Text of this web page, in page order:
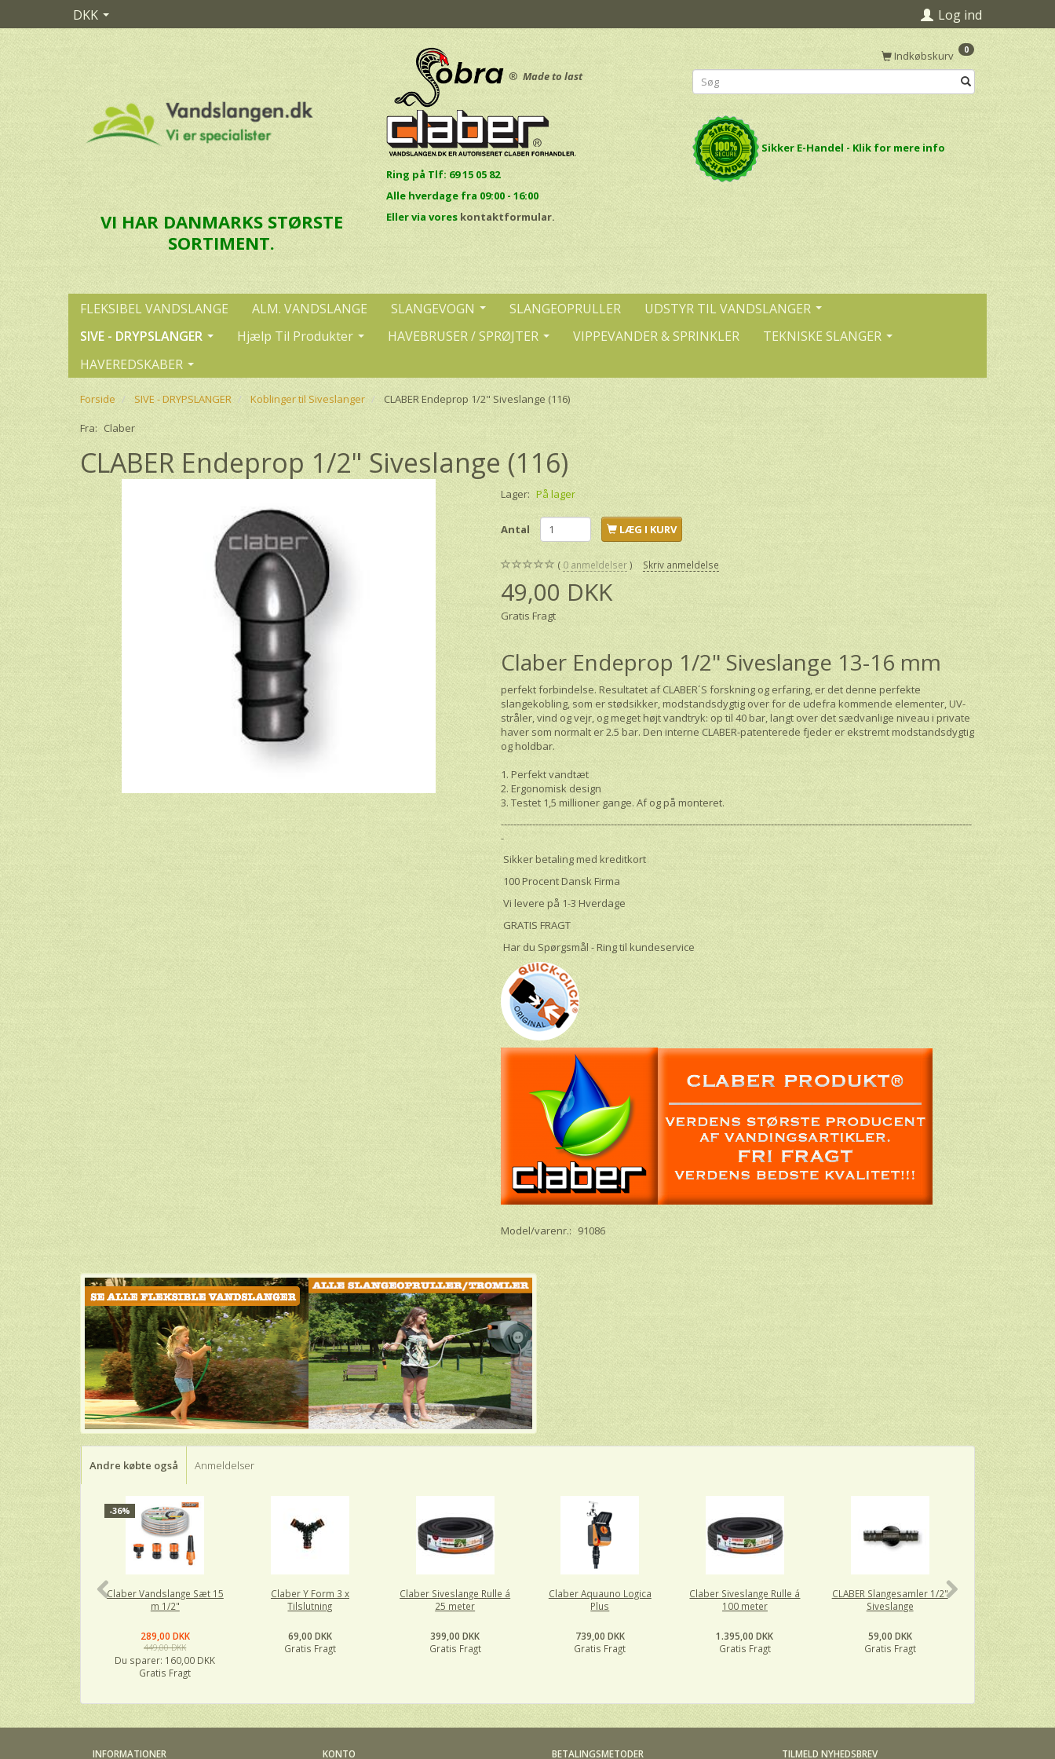
DKK Log ind
VI HAR DANMARKS STØRSTE
SORTIMENT.
® Made to last
Ring på Tlf: 69 15 05 82
Alle hverdage fra 09:00 - 16:00
Eller via vores kontaktformular.
Indkøbskurv 0
Sikker E-Handel - Klik for mere info
FLEKSIBEL VANDSLANGE ALM. VANDSLANGE SLANGEVOGN SLANGEOPRULLER
UDSTYR TIL VANDSLANGER
SIVE - DRYPSLANGER
Hjælp Til Produkter HAVEBRUSER / SPRØJTER VIPPEVANDER & SPRINKLER
TEKNISKE SLANGER
HAVEREDSKABER
Forside SIVE - DRYPSLANGER Koblinger til Siveslanger CLABER Endeprop 1/2" Siveslange (116)
Fra: Claber
CLABER Endeprop 1/2" Siveslange (116)
Lager: På lager
Antal LÆG I KURV
0 anmeldelser Skriv anmeldelse
49,00 DKK
Gratis Fragt
Claber Endeprop 1/2" Siveslange 13-16 mm
perfekt forbindelse. Resultatet af CLABER´S forskning og erfaring, er det denne perfekte
slangekobling, som er stødsikker, modstandsdygtig over for de udefra kommende elementer, UV-
stråler, vind og vejr, og meget højt vandtryk: op til 40 bar, langt over det sædvanlige niveau i private
haver som normalt er 2.5 bar. Den interne CLABER-patenterede fjeder er ekstremt modstandsdygtig
og holdbar.
1. Perfekt vandtæt
2. Ergonomisk design
3. Testet 1,5 millioner gange. Af og på monteret.
------------------------------------------------------------------------------------------------------------------------------------------------------
-
Sikker betaling med kreditkort
100 Procent Dansk Firma
Vi levere på 1-3 Hverdage
GRATIS FRAGT
Har du Spørgsmål - Ring til kundeservice
Model/varenr.: 91086
Andre købte også Anmeldelser
-36%
Claber Vandslange Sæt 15
m 1/2"
289,00 DKK
449,00 DKK
Du sparer: 160,00 DKK
Gratis Fragt
Claber Y Form 3 x
Tilslutning
69,00 DKK
Gratis Fragt
Claber Siveslange Rulle á
25 meter
399,00 DKK
Gratis Fragt
Claber Aquauno Logica
Plus
739,00 DKK
Gratis Fragt
Claber Siveslange Rulle á
100 meter
1.395,00 DKK
Gratis Fragt
CLABER Slangesamler 1/2"
Siveslange
59,00 DKK
Gratis Fragt
CLABER T-
89,00
Gratis
INFORMATIONER KONTO BETALINGSMETODER TILMELD NYHEDSBREV